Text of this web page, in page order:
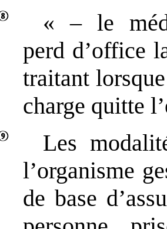
« – le
perd d’office
traitant
charge quitte
Les
l’organisme
de base